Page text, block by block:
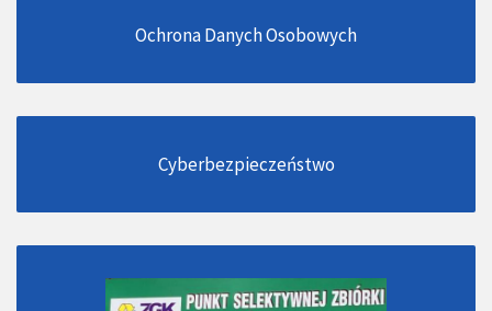
Ochrona Danych Osobowych
Cyberbezpieczeństwo